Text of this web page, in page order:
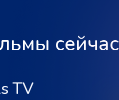
сейчас
TV